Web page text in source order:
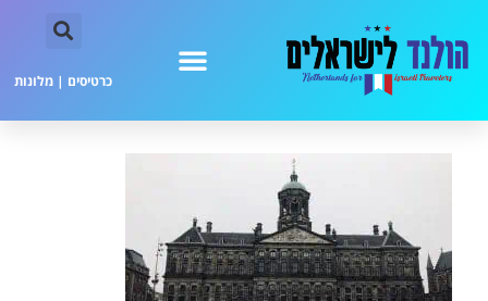
כרטיסים | מלונות